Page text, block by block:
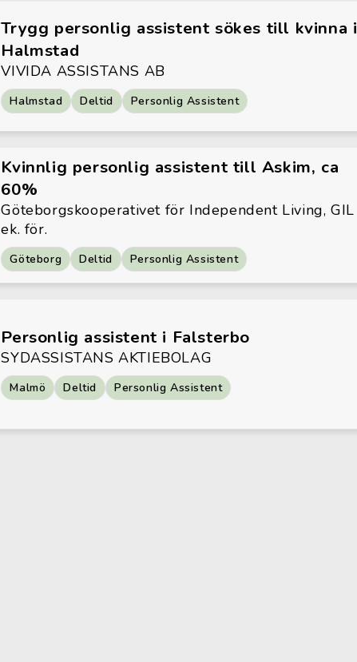
Trygg personlig assistent sökes till kvinna i
Halmstad
VIVIDA ASSISTANS AB
Halmstad Deltid Personlig Assistent
Kvinnlig personlig assistent till Askim, ca
60%
Göteborgskooperativet för Independent Living, GIL
ek. för.
Göteborg Deltid Personlig Assistent
Personlig assistent i Falsterbo
SYDASSISTANS AKTIEBOLAG
Malmö Deltid Personlig Assistent